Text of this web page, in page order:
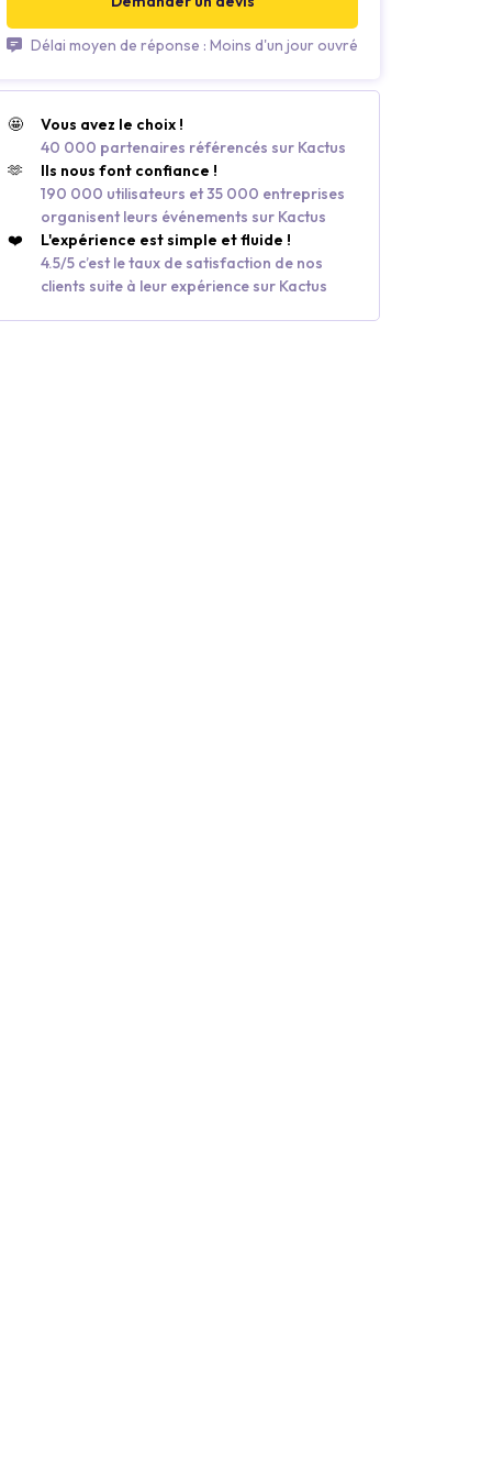
Délai moyen de réponse : Moins d'un jour ouvré
🤩
Vous avez le choix !
40 000 partenaires référencés sur Kactus
🫶
Ils nous font confiance !
190 000 utilisateurs et 35 000 entreprises
organisent leurs événements sur Kactus
❤️
L'expérience est simple et fluide !
4.5/5 c’est le taux de satisfaction de nos
clients suite à leur expérience sur Kactus